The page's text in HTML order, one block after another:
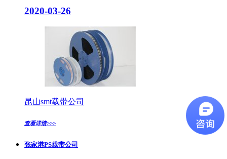
2020-03-26
昆山smt载带公司
查看详情>>>
张家港PS载带公司